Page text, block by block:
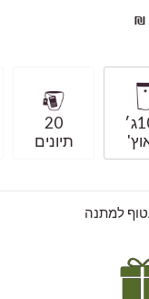
20
תיונים
למתנה